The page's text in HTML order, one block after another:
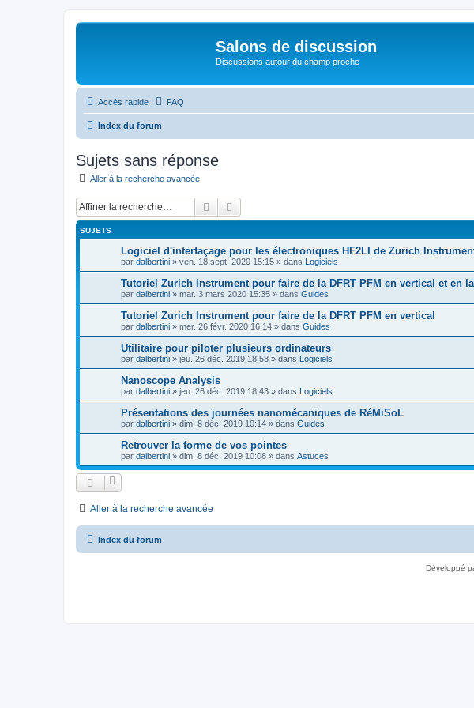
Salons de discussion
Discussions autour du champ proche
Accès rapide FAQ
Index du forum
Sujets sans réponse
Aller à la recherche avancée
Rechercher
SUJETS
Logiciel d'interfaçage pour les électroniques HF2LI de Zurich
par dalbertini » ven. 18 sept. 2020 15:15 » dans Logiciels
Tutoriel Zurich Instrument pour faire de la DFRT PFM en vertical et en
par dalbertini » mar. 3 mars 2020 15:35 » dans Guides
Tutoriel Zurich Instrument pour faire de la DFRT PFM en vertical
par dalbertini » mer. 26 févr. 2020 16:14 » dans Guides
Utilitaire pour piloter plusieurs ordinateurs
par dalbertini » jeu. 26 déc. 2019 18:58 » dans Logiciels
Nanoscope Analysis
par dalbertini » jeu. 26 déc. 2019 18:43 » dans Logiciels
Présentations des journées nanomécaniques de RéMiSoL
par dalbertini » dim. 8 déc. 2019 10:14 » dans Guides
Retrouver la forme de vos pointes
par dalbertini » dim. 8 déc. 2019 10:08 » dans Astuces
Aller à la recherche avancée
Index du forum
Développé